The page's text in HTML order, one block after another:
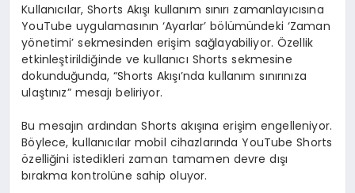
Kullanıcılar, Shorts Akışı kullanım sınırı zamanlayıcısına
YouTube uygulamasının ‘Ayarlar’ bölümündeki ‘Zaman
yönetimi’ sekmesinden erişim sağlayabiliyor. Özellik
etkinleştirildiğinde ve kullanıcı Shorts sekmesine
dokunduğunda, “Shorts Akışı’nda kullanım sınırınıza
ulaştınız” mesajı beliriyor.
Bu mesajın ardından Shorts akışına erişim engelleniyor.
Böylece, kullanıcılar mobil cihazlarında YouTube Shorts
özelliğini istedikleri zaman tamamen devre dışı
bırakma kontrolüne sahip oluyor.